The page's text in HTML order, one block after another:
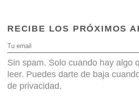
RECIBE LOS PRÓXIMOS
Sin spam. Solo cuando hay algo
leer. Puedes darte de baja
de privacidad.